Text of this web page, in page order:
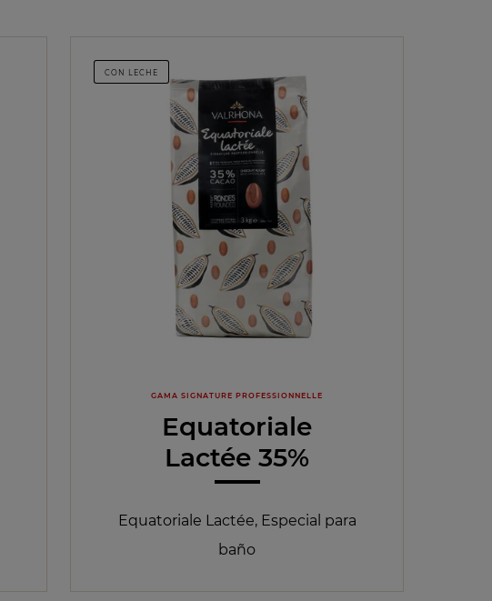
CON LECHE
GAMA SIGNATURE PROFESSIONNELLE
Equatoriale
Lactée 35%
Equatoriale Lactée, Especial para
baño